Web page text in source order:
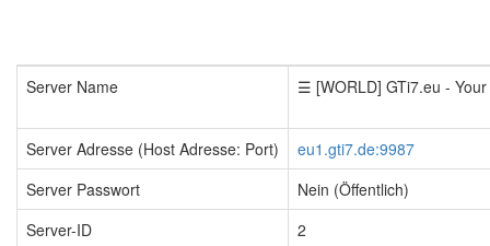
Server Name ☰ [WORLD] GTi7.eu -
Server Adresse (Host Adresse: Port)
eu1.gti7.de:9987
Server Passwort
Nein (Öffentlich)
Server-ID
2